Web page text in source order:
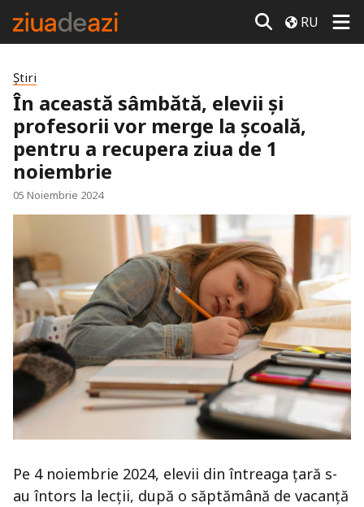
RU
Știri
În această sâmbătă, elevii și
profesorii vor merge la școală,
pentru a recupera ziua de 1
noiembrie
05 Noiembrie 2024
Pe 4 noiembrie 2024, elevii din întreaga țară s-
au întors la lecții, după o săptămână de vacanță